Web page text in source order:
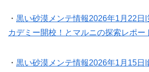
・ 黒い砂漠メンテ情報2026年1月22日
カデミー開校！とマルニの探索レポー
・ 黒い砂漠メンテ情報2026年1月15日|